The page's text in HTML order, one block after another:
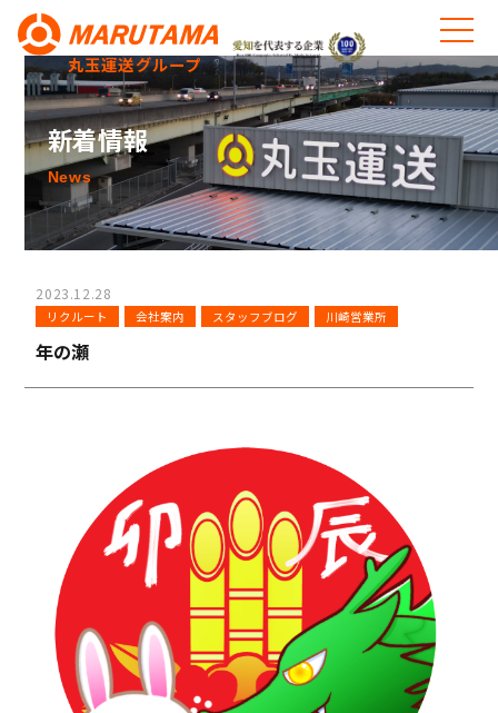
丸玉運送グループ
新着情報
News
2023.12.28
リクルート 会社案内 スタッフブログ 川崎営業所
年の瀬